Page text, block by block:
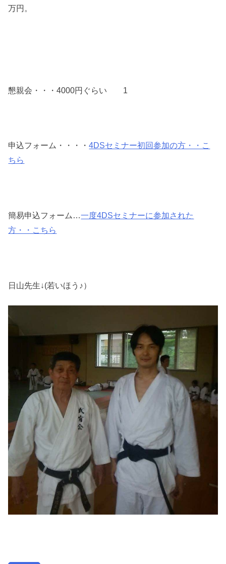
万円。
懇親会・・・4000円ぐらい 1
申込フォーム・・・・4DSセミナー初回参加の方・・こ
ちら
簡易申込フォーム…一度4DSセミナーに参加された
方・・こちら
日山先生↓(若いほう♪）